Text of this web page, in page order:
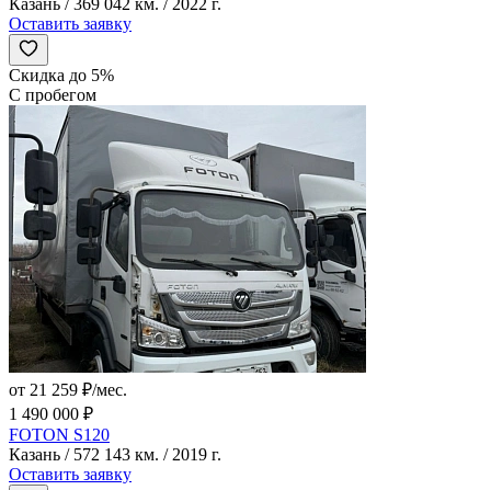
Казань / 369 042 км. / 2022 г.
Оставить заявку
Скидка до 5%
С пробегом
от 21 259 ₽/мес.
1 490 000 ₽
FOTON S120
Казань / 572 143 км. / 2019 г.
Оставить заявку